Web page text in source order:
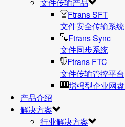
Ftrans SFT
文件安全传输系统
Ftrans Sync
文件同步系统
Ftrans FTC
文件传输管控平台
增强型企业网盘
产品介绍
解决方案
行业解决方案